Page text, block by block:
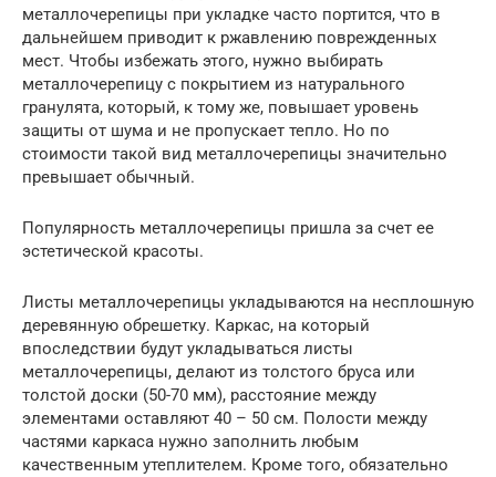
металлочерепицы при укладке часто портится, что в
дальнейшем приводит к ржавлению поврежденных
мест. Чтобы избежать этого, нужно выбирать
металлочерепицу с покрытием из натурального
гранулята, который, к тому же, повышает уровень
защиты от шума и не пропускает тепло. Но по
стоимости такой вид металлочерепицы значительно
превышает обычный.
Популярность металлочерепицы пришла за счет ее
эстетической красоты.
Листы металлочерепицы укладываются на несплошную
деревянную обрешетку. Каркас, на который
впоследствии будут укладываться листы
металлочерепицы, делают из толстого бруса или
толстой доски (50-70 мм), расстояние между
элементами оставляют 40 – 50 см. Полости между
частями каркаса нужно заполнить любым
качественным утеплителем. Кроме того, обязательно